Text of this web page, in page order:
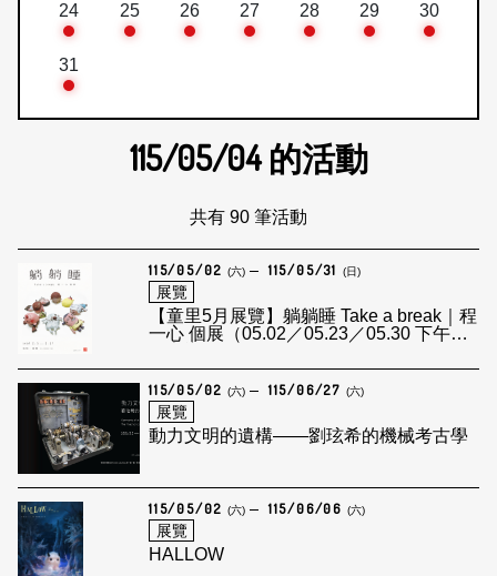
24 25 26 27 28 29 30
31
115/05/04的活動
共有 90 筆活動
115/05/02 (六) 115/05/31 (日)
展覽
【童里5月展覽】躺躺睡 Take a break｜程
一心 個展（05.02／05.23／05.30 下午藝
115/05/02 (六) 115/06/27 (六)
展覽
動力文明的遺構——劉玹希的機械考古學
115/05/02 (六) 115/06/06 (六)
展覽
HALLOW